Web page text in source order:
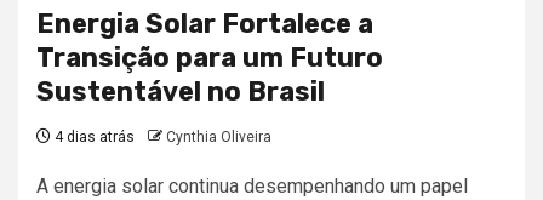
Energia Solar Fortalece a
Transição para um Futuro
Sustentável no Brasil
4 dias atrás Cynthia Oliveira
A energia solar continua desempenhando um papel